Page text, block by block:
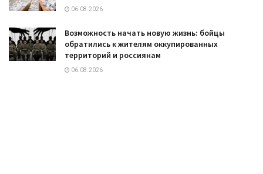
06.08.2026
Возможность начать новую жизнь: бойцы
обратились к жителям оккупированных
территорий и россиянам
06.08.2026